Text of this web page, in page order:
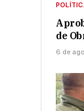
de
6 de